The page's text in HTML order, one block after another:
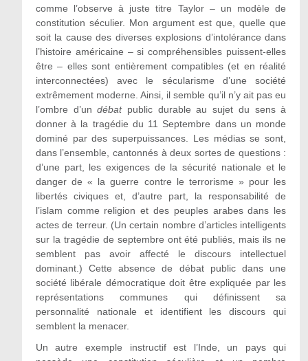
comme l’observe à juste titre Taylor – un modèle de
constitution séculier. Mon argument est que, quelle que
soit la cause des diverses explosions d’intolérance dans
l’histoire américaine – si compréhensibles puissent-elles
être – elles sont entièrement compatibles (et en réalité
interconnectées) avec le sécularisme d’une société
extrêmement moderne. Ainsi, il semble qu’il n’y ait pas eu
l’ombre d’undébatpublic durable au sujet du sens à
donner à la tragédie du 11 Septembre dans un monde
dominé par des superpuissances. Les médias se sont,
dans l’ensemble, cantonnés à deux sortes de questions :
d’une part, les exigences de la sécurité nationale et le
danger de « la guerre contre le terrorisme » pour les
libertés civiques et, d’autre part, la responsabilité de
l’islam comme religion et des peuples arabes dans les
actes de terreur. (Un certain nombre d’articles intelligents
sur la tragédie de septembre ont été publiés, mais ils ne
semblent pas avoir affecté le discours intellectuel
dominant.) Cette absence de débat public dans une
société libérale démocratique doit être expliquée par les
représentations communes qui définissent sa
personnalité nationale et identifient les discours qui
semblent la menacer.
Un autre exemple instructif est l’Inde, un pays qui